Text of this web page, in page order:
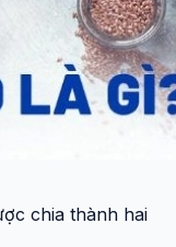
chia thành hai